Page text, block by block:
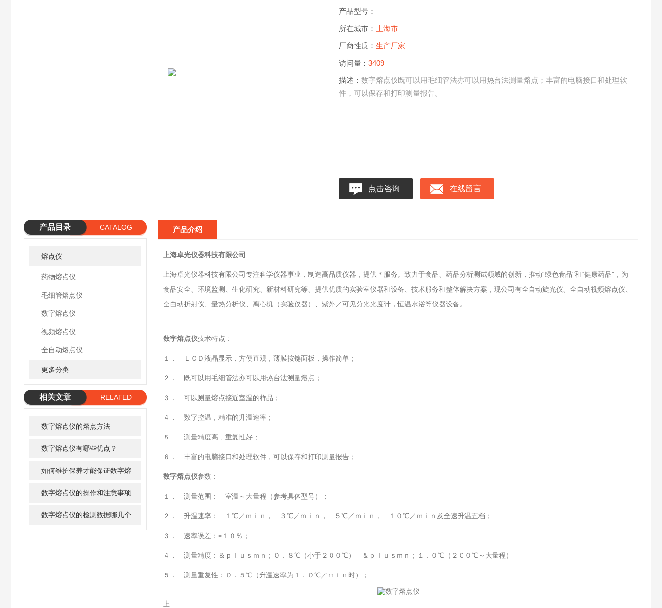
产品型号：
所在城市： 上海市
厂商性质： 生产厂家
访问量： 3409
描述： 数字熔点仪既可以用毛细管法亦可以用热台法测量熔点；丰富的电脑接口和处理软
件，可以保存和打印测量报告。
点击咨询 在线留言
产品目录 CATALOG
熔点仪
药物熔点仪
毛细管熔点仪
数字熔点仪
视频熔点仪
全自动熔点仪
更多分类
相关文章
RELATED
数字熔点仪的熔点方法
数字熔点仪有哪些优点？
数字熔点仪的操作和注意事项
产品介绍
上海卓光仪器科技有限公司
上海卓光仪器科技有限公司专注科学仪器事业，制造高品质仪器，提供＊服务。致力于食品、药品分析测试领域的创新，推动“绿色食品"和“健康药品"，为
食品安全、环境监测、生化研究、新材料研究等、提供优质的实验室仪器和设备、技术服务和整体解决方案，现公司有全自动旋光仪、全自动视频熔点仪、
全自动折射仪、量热分析仪、离心机（实验仪器）、紫外／可见分光光度计，恒温水浴等仪器设备。
数字熔点仪技术特点：
１． ＬＣＤ液晶显示，方便直观，薄膜按键面板，操作简单；
２． 既可以用毛细管法亦可以用热台法测量熔点；
３． 可以测量熔点接近室温的样品；
４． 数字控温，精准的升温速率；
５． 测量精度高，重复性好；
６． 丰富的电脑接口和处理软件，可以保存和打印测量报告；
数字熔点仪参数：
１． 测量范围： 室温～大量程（参考具体型号）；
２． 升温速率： １℃／ｍｉｎ， ３℃／ｍｉｎ， ５℃／ｍｉｎ， １０℃／ｍｉｎ及全速升温五档；
３． 速率误差：≤１０％；
４． 测量精度：＆ｐｌｕｓｍｎ；０．８℃（小于２００℃） ＆ｐｌｕｓｍｎ；１．０℃（２００℃～大量程）
５． 测量重复性：０．５℃（升温速率为１．０℃／ｍｉｎ时）；
上